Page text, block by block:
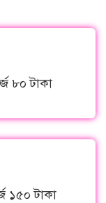
৮০ টাকা
১৫০ টাকা